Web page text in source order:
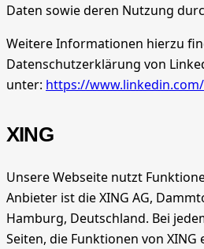
Daten sowie deren Nutzung
Weitere Informationen hierzu
Datenschutzerklärung von
unter: https://
XING
Unsere Webseite nutzt
Anbieter ist die XING AG,
Hamburg, Deutschland. Bei
Seiten, die Funktionen von